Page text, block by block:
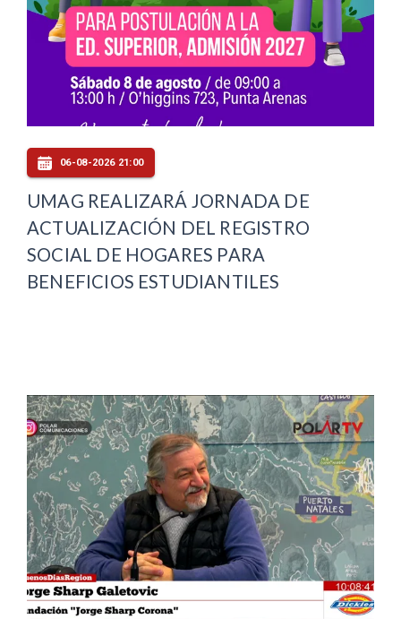
06-08-2026 21:00
UMAG REALIZARÁ JORNADA DE
ACTUALIZACIÓN DEL REGISTRO
SOCIAL DE HOGARES PARA
BENEFICIOS ESTUDIANTILES